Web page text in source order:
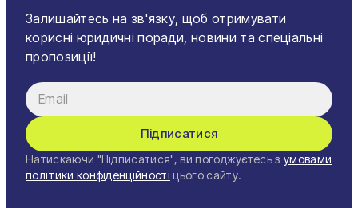
Залишайтесь на зв'язку, щоб отримувати
корисні юридичні поради, новини та спеціальні
пропозиції!
Підписатися
Натискаючи "Підписатися", ви погоджуєтесь з умовами
політики конфіденційності цього сайту.